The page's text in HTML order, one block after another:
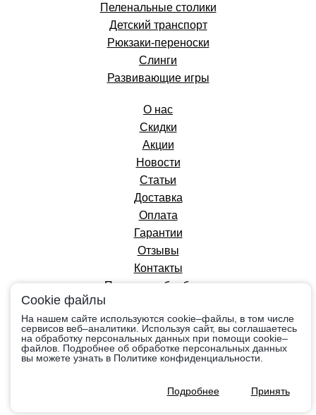
Пеленальные столики
Детский транспорт
Рюкзаки-переноски
Слинги
Развивающие игры
О нас
Скидки
Акции
Новости
Статьи
Доставка
Оплата
Гарантии
Отзывы
Контакты
Политика обработки
персональных данных
Вся информация на сайте приведена в
ознакомительных целях, носит справочный
определяемой положениями Ст.437 Гражданского
кодекса РФ
Cookie файлы
На нашем сайте используются cookie–файлы, в том числе
сервисов веб–аналитики. Используя сайт, вы соглашаетесь
на обработку персональных данных при помощи cookie–
файлов. Подробнее об обработке персональных данных
вы можете узнать в Политике конфиденциальности.
Подробнее Принять